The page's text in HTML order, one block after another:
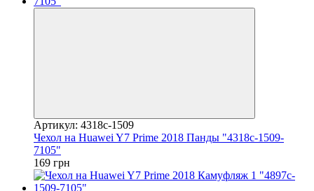
Артикул: 4318c-1509
Чехол на Huawei Y7 Prime 2018 Панды "4318c-1509-
7105"
169 грн